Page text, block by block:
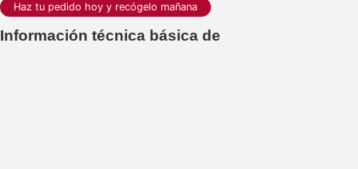
Haz tu pedido hoy y recógelo mañana
Información técnica básica de